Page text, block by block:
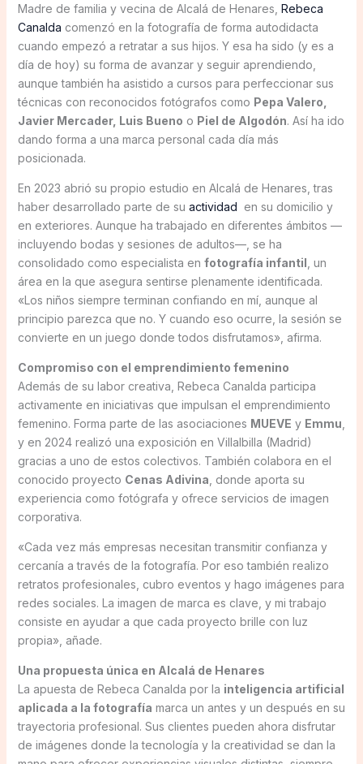
Madre de familia y vecina de Alcalá de Henares, Rebeca
Canalda comenzó en la fotografía de forma autodidacta
cuando empezó a retratar a sus hijos. Y esa ha sido (y es a
día de hoy) su forma de avanzar y seguir aprendiendo,
aunque también ha asistido a cursos para perfeccionar sus
técnicas con reconocidos fotógrafos como Pepa Valero,
Javier Mercader, Luis Bueno o Piel de Algodón. Así ha ido
dando forma a una marca personal cada día más
posicionada.
En 2023 abrió su propio estudio en Alcalá de Henares, tras
haber desarrollado parte de su actividad en su domicilio y
en exteriores. Aunque ha trabajado en diferentes ámbitos —
incluyendo bodas y sesiones de adultos—, se ha
consolidado como especialista en fotografía infantil , un
área en la que asegura sentirse plenamente identificada.
«Los niños siempre terminan confiando en mí, aunque al
principio parezca que no. Y cuando eso ocurre, la sesión se
convierte en un juego donde todos disfrutamos», afirma.
Compromiso con el emprendimiento femenino
Además de su labor creativa, Rebeca Canalda participa
activamente en iniciativas que impulsan el emprendimiento
femenino. Forma parte de las asociaciones MUEVE y Emmu
y en 2024 realizó una exposición en Villalbilla (Madrid)
gracias a uno de estos colectivos. También colabora en el
conocido proyecto Cenas Adivina , donde aporta su
experiencia como fotógrafa y ofrece servicios de imagen
corporativa.
«Cada vez más empresas necesitan transmitir confianza y
cercanía a través de la fotografía. Por eso también realizo
retratos profesionales, cubro eventos y hago imágenes para
redes sociales. La imagen de marca es clave, y mi trabajo
consiste en ayudar a que cada proyecto brille con luz
propia», añade.
Una propuesta única en Alcalá de Henares
La apuesta de Rebeca Canalda por la inteligencia artificial
aplicada a la fotografía marca un antes y un después en su
trayectoria profesional. Sus clientes pueden ahora disfrutar
de imágenes donde la tecnología y la creatividad se dan la